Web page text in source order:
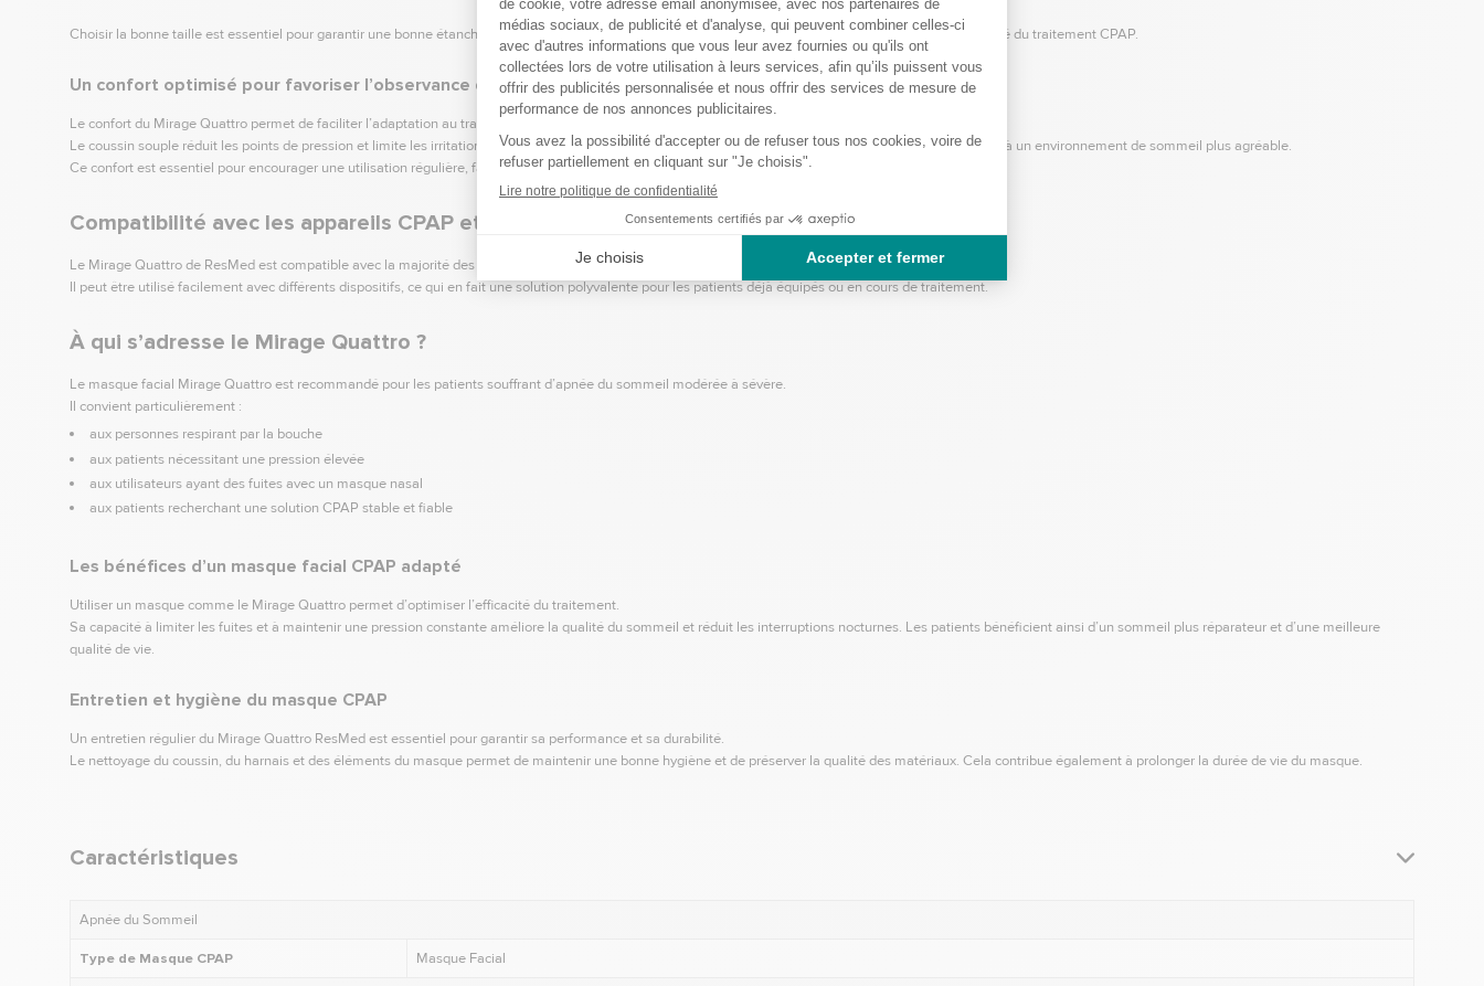
Caractéristiques
Apnée du Sommeil
Type de Masque CPAP Masque Facial
Choisir la bonne taille est essentiel pour garantir une bonne étanchéité et un confort optimal. Un masque bien ajusté améliore significativement l’efficacité du traitement CPAP.
Un confort optimisé pour favoriser l’observance du traitement
Le confort du Mirage Quattro permet de faciliter l’adaptation au traitement CPAP.
Le coussin souple réduit les points de pression et limite les irritations cutanées. Le système de ventilation diffuse l’air de manière silencieuse, contribuant à un environnement de sommeil plus agréable.
Ce confort est essentiel pour encourager une utilisation régulière, facteur clé dans le traitement de l’apnée du sommeil.
Compatibilité avec les appareils CPAP et PPC
Le Mirage Quattro de ResMed est compatible avec la majorité des appareils CPAP et PPC du marché.
Il peut être utilisé facilement avec différents dispositifs, ce qui en fait une solution polyvalente pour les patients déjà équipés ou en cours de traitement.
À qui s’adresse le Mirage Quattro ?
Le masque facial Mirage Quattro est recommandé pour les patients souffrant d’apnée du sommeil modérée à sévère.
Il convient particulièrement :
aux personnes respirant par la bouche
aux patients nécessitant une pression élevée
aux utilisateurs ayant des fuites avec un masque nasal
aux patients recherchant une solution CPAP stable et fiable
Les bénéfices d’un masque facial CPAP adapté
Utiliser un masque comme le Mirage Quattro permet d’optimiser l’efficacité du traitement.
Sa capacité à limiter les fuites et à maintenir une pression constante améliore la qualité du sommeil et réduit les interruptions nocturnes. Les patients bénéficient ainsi d’un sommeil plus réparateur et d’une meilleure
qualité de vie.
Entretien et hygiène du masque CPAP
Un entretien régulier du Mirage Quattro ResMed est essentiel pour garantir sa performance et sa durabilité.
Le nettoyage du coussin, du harnais et des éléments du masque permet de maintenir une bonne hygiène et de préserver la qualité des matériaux. Cela contribue également à prolonger la durée de vie du masque.